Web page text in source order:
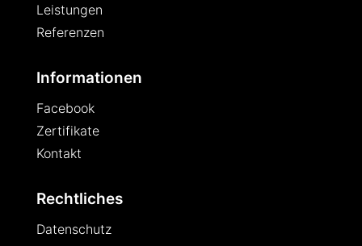
Leistungen
Referenzen
Informationen
Facebook
Zertifikate
Kontakt
Rechtliches
Datenschutz